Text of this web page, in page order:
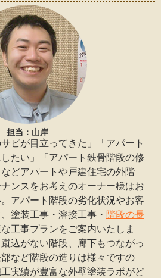
担当：山岸
ビが目立ってきた」「アパート
たい」「アパート鉄骨階段の修
どアパートや戸建住宅の外階
ンスをお考えのオーナー様はお
アパート階段の劣化状況やお客
塗装工事・溶接工事・ 階段の長
工事プランをご案内いたしま
込がない階段、廊下もつながっ
など階段の造りは様々ですの
実績が豊富な外壁塗装ラボがど